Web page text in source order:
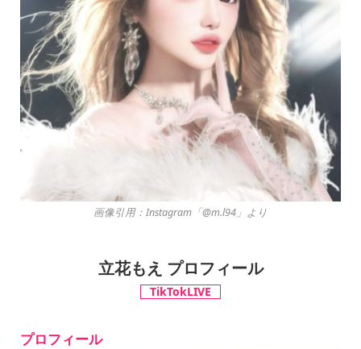
画像引用：Instagram「@m.l94」より
立花もえ プロフィール
TikTokLIVE
プロフィール